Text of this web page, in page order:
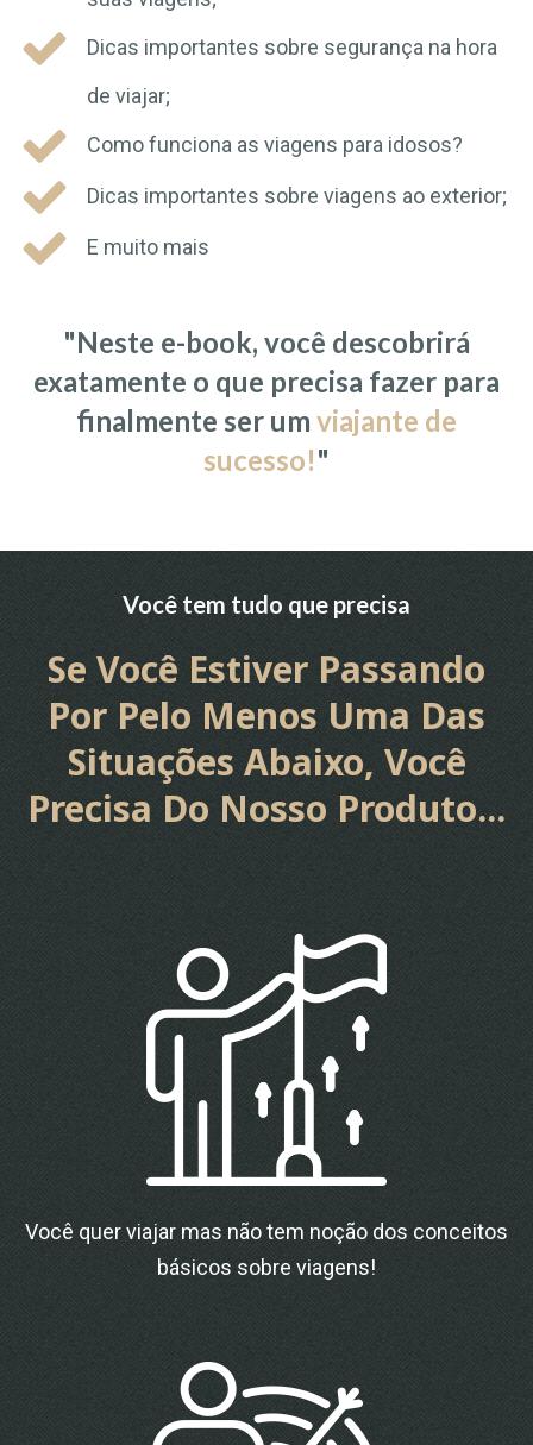
Dicas importantes sobre segurança na hora
de viajar;
Como funciona as viagens para idosos?
Dicas importantes sobre viagens ao exterior;
E muito mais
"Neste e-book, você descobrirá
exatamente o que precisa fazer para
finalmente ser um viajante de
sucesso!"
Você tem tudo que precisa
Se Você Estiver Passando
Por Pelo Menos Uma Das
Situações Abaixo, Você
Precisa Do Nosso Produto...
Você quer viajar mas não tem noção dos conceitos
básicos sobre viagens!